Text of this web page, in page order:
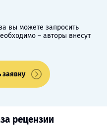
вы можете запросить
– авторы внесут
рецензии